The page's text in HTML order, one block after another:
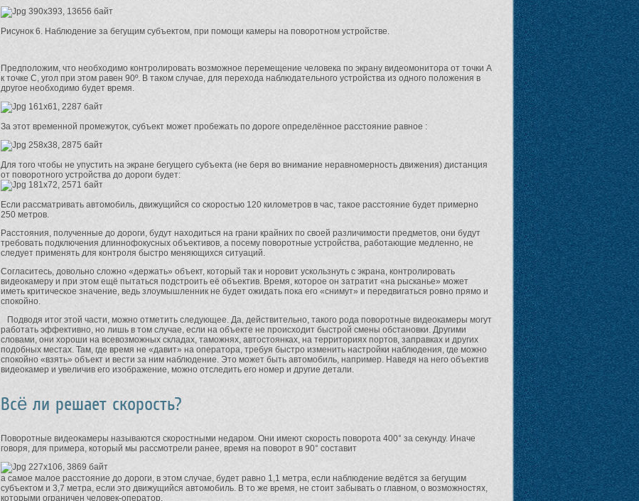
Рисунок 6. Наблюдение за бегущим субъектом, при помощи камеры на поворотном устройстве.
Предположим, что необходимо контролировать возможное перемещение человека по экрану видеомонитора от точки А
к точке С, угол при этом равен 90º. В таком случае, для перехода наблюдательного устройства из одного положения в
другое необходимо будет время.
За этот временной промежуток, субъект может пробежать по дороге определённое расстояние равное :
Для того чтобы не упустить на экране бегущего субъекта (не беря во внимание неравномерность движения) дистанция
от поворотного устройства до дороги будет:
Если рассматривать автомобиль, движущийся со скоростью 120 километров в час, такое расстояние будет примерно
250 метров.
Расстояния, полученные до дороги, будут находиться на грани крайних по своей различимости предметов, они будут
требовать подключения длиннофокусных объективов, а посему поворотные устройства, работающие медленно, не
следует применять для контроля быстро меняющихся ситуаций.
Согласитесь, довольно сложно «держать» объект, который так и норовит ускользнуть с экрана, контролировать
видеокамеру и при этом ещё пытаться подстроить её объектив. Время, которое он затратит «на рысканье» может
иметь критическое значение, ведь злоумышленник не будет ожидать пока его «снимут» и передвигаться ровно прямо и
спокойно.
Подводя итог этой части, можно отметить следующее. Да, действительно, такого рода поворотные видеокамеры могут
работать эффективно, но лишь в том случае, если на объекте не происходит быстрой смены обстановки. Другими
словами, они хороши на всевозможных складах, таможнях, автостоянках, на территориях портов, заправках и других
подобных местах. Там, где время не «давит» на оператора, требуя быстро изменить настройки наблюдения, где можно
спокойно «взять» объект и вести за ним наблюдение. Это может быть автомобиль, например. Наведя на него объектив
видеокамер и увеличив его изображение, можно отследить его номер и другие детали.
Всё ли решает скорость?
Поворотные видеокамеры называются скоростными недаром. Они имеют скорость поворота 400° за секунду. Иначе
говоря, для примера, который мы рассмотрели ранее, время на поворот в 90° составит
а самое малое расстояние до дороги, в этом случае, будет равно 1,1 метра, если наблюдение ведётся за бегущим
субъектом и 3,7 метра, если это движущийся автомобиль. В то же время, не стоит забывать о главном, о возможностях,
которыми ограничен человек-оператор.